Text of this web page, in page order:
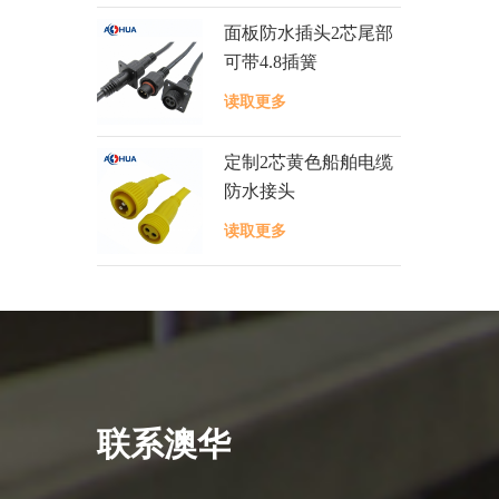
面板防水插头2芯尾部
可带4.8插簧
读取更多
定制2芯黄色船舶电缆
防水接头
读取更多
联系澳华